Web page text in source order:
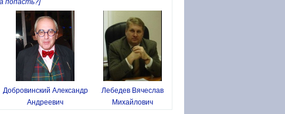
попасть?]
Добровинский Александр
Андреевич
Лебедев Вячеслав
Михайлович